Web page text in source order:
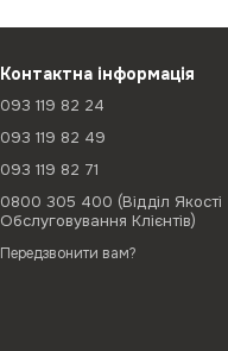
Контактна інформація
093 119 82 24
093 119 82 49
093 119 82 71
0800 305 400 (Відділ Якості
Обслуговування Клієнтів)
Передзвонити вам?